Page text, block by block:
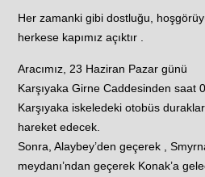
Her zamanki gibi dostluğu,
herkese kapımız açıktır .
Aracımız, 23 Haziran Pazar günü
Karşıyaka Girne Caddesinden saat
Karşıyaka iskeledeki otobüs
hareket edecek.
Sonra, Alaybey’den geçerek ,
meydanı’ndan geçerek Konak’a